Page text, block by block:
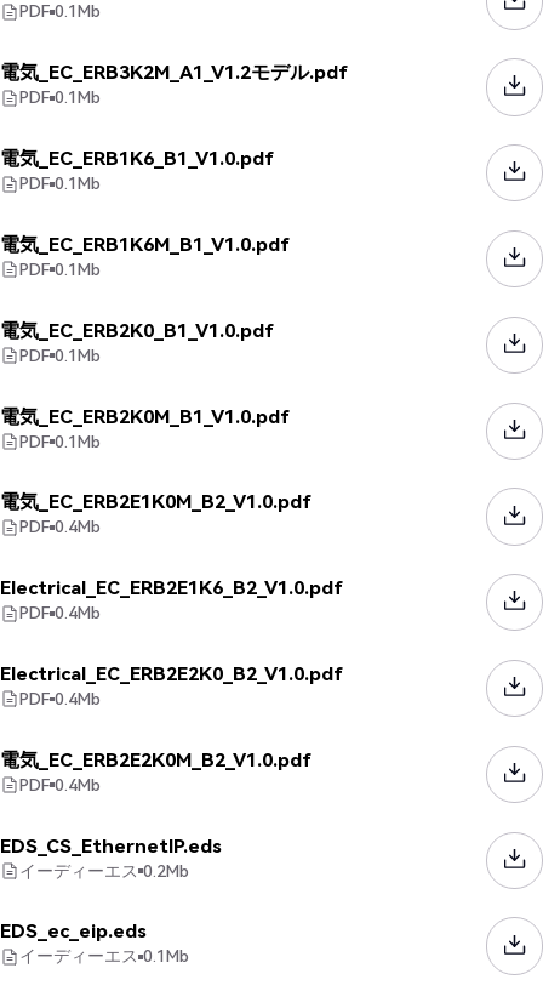
PDF 0.1Mb
電気_EC_ERB3K2M_A1_V1.2モデル.pdf
PDF 0.1Mb
電気_EC_ERB1K6_B1_V1.0.pdf
PDF 0.1Mb
電気_EC_ERB1K6M_B1_V1.0.pdf
PDF 0.1Mb
電気_EC_ERB2K0_B1_V1.0.pdf
PDF 0.1Mb
電気_EC_ERB2K0M_B1_V1.0.pdf
PDF 0.1Mb
電気_EC_ERB2E1K0M_B2_V1.0.pdf
PDF 0.4Mb
Electrical_EC_ERB2E1K6_B2_V1.0.pdf
PDF 0.4Mb
Electrical_EC_ERB2E2K0_B2_V1.0.pdf
PDF 0.4Mb
電気_EC_ERB2E2K0M_B2_V1.0.pdf
PDF 0.4Mb
EDS_CS_EthernetIP.eds
イーディーエス 0.2Mb
EDS_ec_eip.eds
イーディーエス 0.1Mb